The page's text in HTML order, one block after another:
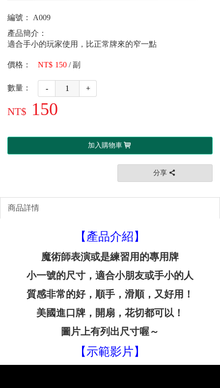
編號：
A009
產品簡介：
適合手小的玩家使用，比正常牌來的窄一點
價格： 150 /副
數量： - +
150
加入購物車
分享
商品詳情
【產品介紹】
魔術師表演或是練習用的專用牌
小一號的尺寸，適合小朋友或手小的人
質感非常的好，順手，滑順，又好用！
美國進口牌，開扇，花切都可以！
圖片上有列出尺寸喔～
【示範影片】